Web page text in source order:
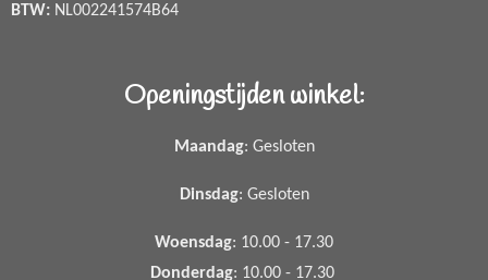
BTW: NL002241574B64
Openingstijden winkel:
Maandag: Gesloten
Dinsdag: Gesloten
Woensdag: 10.00 - 17.30
Donderdag: 10.00 - 17.30